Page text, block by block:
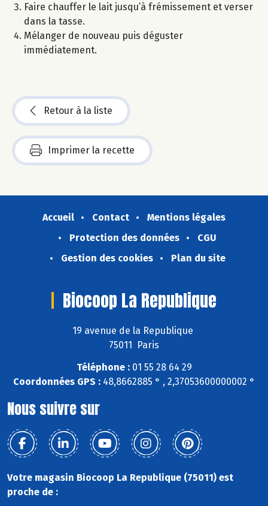
Faire chauffer le lait jusqu’à frémissement et verser
dans la tasse.
Mélanger de nouveau puis déguster
immédiatement.
Retour à la liste
Imprimer la recette
Accueil Contact
Mentions légales
Protection des données
CGU
Gestion des cookies
Plan du site
Biocoop La Republique
19 avenue de la Republique
75011 Paris
Téléphone :01 55 28 64 29
Coordonnées GPS : 48,8662885 ° , 2,37053600000002 °
Nous suivre sur
Votre magasin Biocoop La Republique (75011) est
proche de :